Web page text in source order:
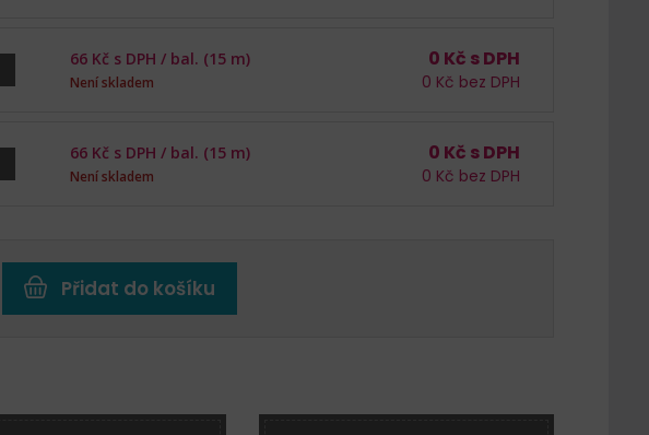
66 Kč s DPH / bal. (15 m)
Není skladem
0 Kč s DPH
0 Kč bez DPH
66 Kč s DPH / bal. (15 m)
Není skladem
0 Kč s DPH
0 Kč bez DPH
Přidat do košíku